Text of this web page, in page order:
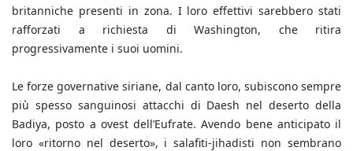
britanniche presenti in zona. I loro effettivi sarebbero stati
rafforzati a richiesta di Washington, che ritira
progressivamente i suoi uomini.
Le forze governative siriane, dal canto loro, subiscono sempre
più spesso sanguinosi attacchi di Daesh nel deserto della
Badiya, posto a ovest dell’Eufrate. Avendo bene anticipato il
loro «ritorno nel deserto», i salafiti-jihadisti non sembrano